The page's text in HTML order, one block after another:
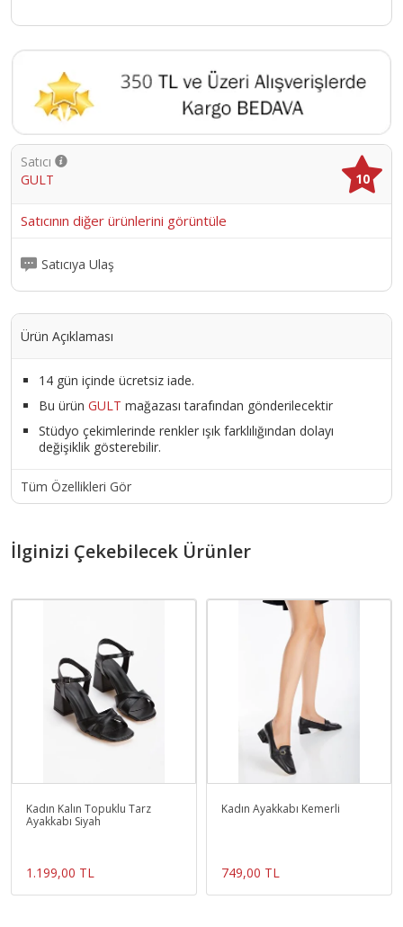
Satıcı
GULT
10
Satıcının diğer ürünlerini görüntüle
Satıcıya Ulaş
Ürün Açıklaması
14 gün içinde ücretsiz iade.
Bu ürün GULT mağazası tarafından gönderilecektir
Stüdyo çekimlerinde renkler ışık farklılığından dolayı
değişiklik gösterebilir.
Tüm Özellikleri Gör
İlginizi Çekebilecek Ürünler
Kadın Kalın Topuklu Tarz
Ayakkabı Siyah
1.199,00 TL
Kadın Ayakkabı Kemerli
749,00 TL